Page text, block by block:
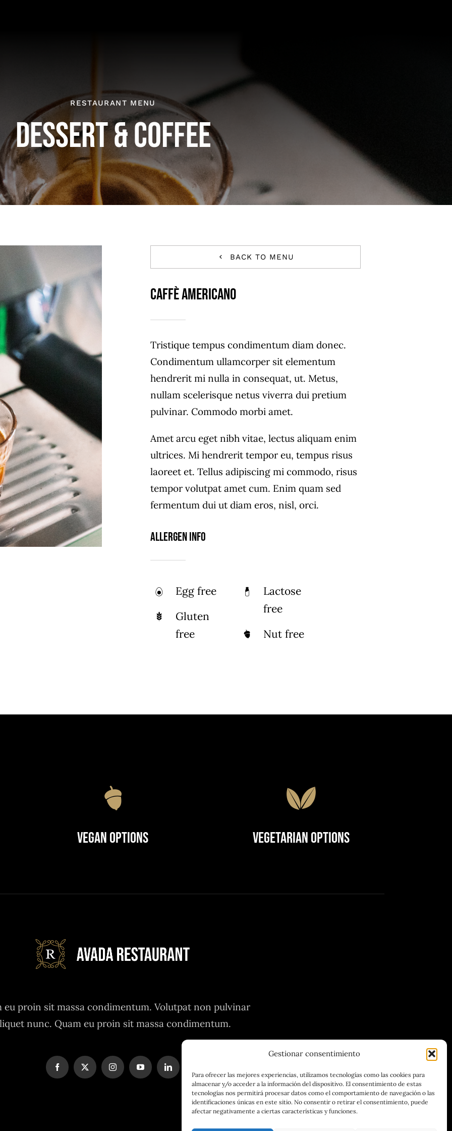
Gestionar consentimiento
Para ofrecer las mejores experiencias, utilizamos tecnologías como las cookies para
almacenar y/o acceder a la información del dispositivo. El consentimiento de estas
tecnologías nos permitirá procesar datos como el comportamiento de navegación o las
identificaciones únicas en este sitio. No consentir o retirar el consentimiento, puede
afectar negativamente a ciertas características y funciones.
RESTAURANT MENU
DESSERT & COFFEE
BACK TO MENU
Caffè Americano
Tristique tempus condimentum diam donec.
Condimentum ullamcorper sit elementum
hendrerit mi nulla in consequat, ut. Metus,
nullam scelerisque netus viverra dui pretium
pulvinar. Commodo morbi amet.
Amet arcu eget nibh vitae, lectus aliquam enim
ultrices. Mi hendrerit tempor eu, tempus risus
laoreet et. Tellus adipiscing mi commodo, risus
tempor volutpat amet cum. Enim quam sed
fermentum dui ut diam eros, nisl, orci.
Allergen Info
Egg free
Gluten
free
Lactose
free
Nut free
Vegan Options Vegetarian Options
eu proin sit massa condimentum. Volutpat non pulvinar
nunc. Quam eu proin sit massa condimentum.